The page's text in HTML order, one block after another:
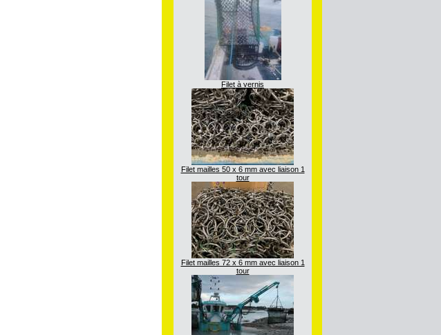
Filet à vernis
Filet mailles 50 x 6 mm avec liaison 1
tour
Filet mailles 72 x 6 mm avec liaison 1
tour